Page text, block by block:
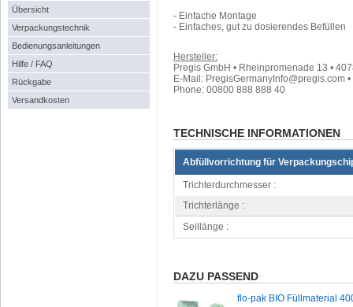
Übersicht
Verpackungstechnik
Bedienungsanleitungen
Hilfe / FAQ
Rückgabe
Versandkosten
- Einfache Montage
- Einfaches, gut zu dosierendes Befüllen
Hersteller:
Pregis GmbH • Rheinpromenade 13 •
E-Mail: PregisGermanyInfo@pregis.com
Phone: 00800 888 888 40
TECHNISCHE INFORMATIONEN
Abfüllvorrichtung für
Trichterdurchmesser :
Trichterlänge :
Seillänge :
DAZU PASSEND
flo-pak BIO Füllmaterial